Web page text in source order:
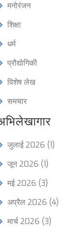
मनोरंजन
शिक्षा
धर्म
प्रौद्योगिकी
विशेष लेख
समचार
जुलाई 2026 (1)
जून 2026 (1)
मई 2026 (3)
अप्रैल 2026 (4)
मार्च 2026 (3)